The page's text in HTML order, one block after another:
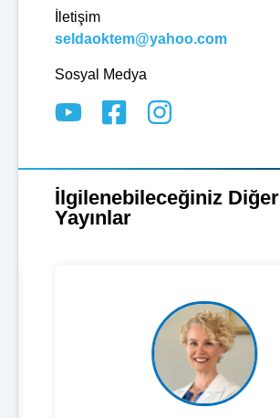
İletişim
seldaoktem@yahoo.com
Sosyal Medya
İlgilenebileceğiniz Diğer
Yayınlar